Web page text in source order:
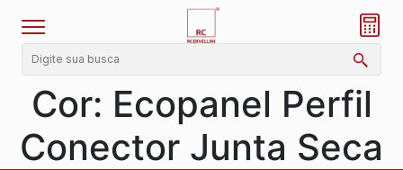
Cor: Ecopanel Perfil
Conector Junta Seca